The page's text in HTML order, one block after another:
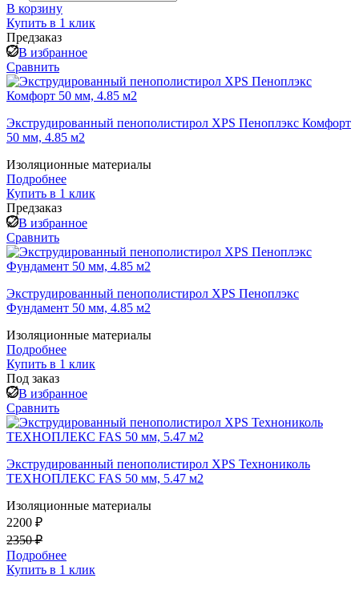
В корзину
Купить в 1 клик
Предзаказ
В избранное
Сравнить
Экструдированный пенополистирол XPS Пеноплэкс Комфорт
50 мм, 4.85 м2
Изоляционные материалы
Подробнее
Купить в 1 клик
Предзаказ
В избранное
Сравнить
Экструдированный пенополистирол XPS Пеноплэкс
Фундамент 50 мм, 4.85 м2
Изоляционные материалы
Подробнее
Купить в 1 клик
Под заказ
В избранное
Сравнить
Экструдированный пенополистирол XPS Технониколь
ТЕХНОПЛЕКС FAS 50 мм, 5.47 м2
Изоляционные материалы
2200 ₽
2350 ₽
Подробнее
Купить в 1 клик